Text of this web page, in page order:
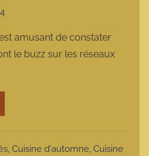
r
m
t
amusant de constater
le buzz sur les réseaux
, Cuisine d'automne, Cuisine